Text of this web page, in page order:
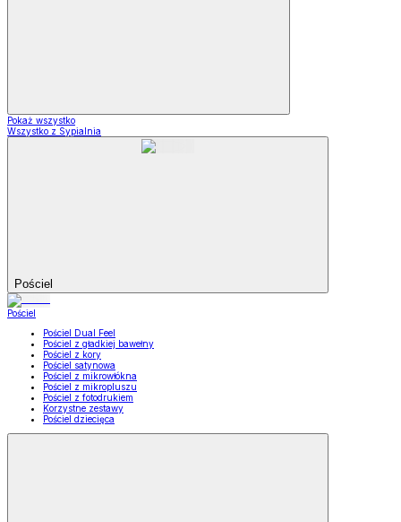
Pokaż wszystko
Wszystko z Sypialnia
Pościel
Pościel
Pościel Dual Feel
Pościel z gładkiej bawełny
Pościel z kory
Pościel satynowa
Pościel z mikrowłókna
Pościel z mikropluszu
Pościel z fotodrukiem
Korzystne zestawy
Pościel dziecięca